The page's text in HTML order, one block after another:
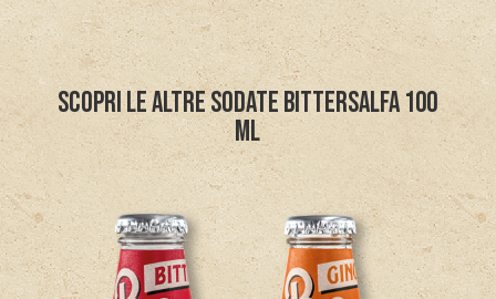
SCOPRI LE ALTRE SODATE BITTERSALFA 100
ML